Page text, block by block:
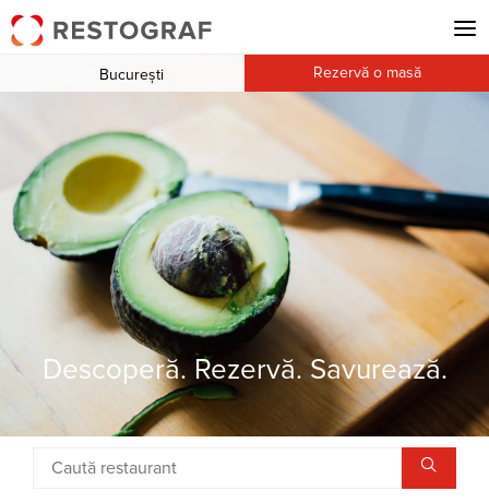
Descoperă. Rezervă. Savurează.
București Rezervă o masă